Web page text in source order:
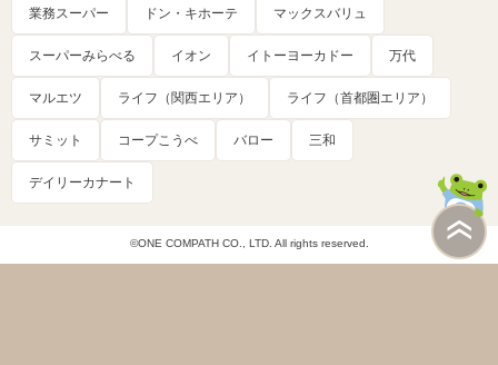
業務スーパー ドン・キホーテ マックスバリュ
スーパーみらべる イオン イトーヨーカドー 万代
マルエツ ライフ（関西エリア） ライフ（首都圏エリア）
サミット コープこうべ バロー 三和
デイリーカナート
©ONE COMPATH CO., LTD. All rights reserved.